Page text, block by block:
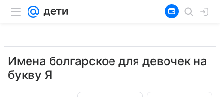
Имена болгарское для девочек на
букву Я